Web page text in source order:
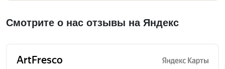
Смотрите о нас отзывы на Яндекс